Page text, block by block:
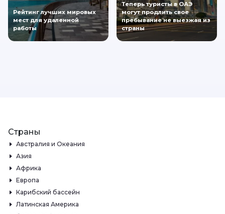
Рейтинг лучших мировых
мест для удаленной
работы
Теперь туристы в ОАЭ
могут продлить свое
пребывание не выезжая из
страны
Страны
Австралия и Океания
Азия
Африка
Европа
Карибский бассейн
Латинская Америка